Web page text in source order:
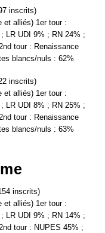
inscrits)
et alliés) 1er tour :
LR UDI 9% ; RN 24% ;
tour : Renaissance
blancs/nuls : 62%
inscrits)
et alliés) 1er tour :
LR UDI 8% ; RN 25% ;
tour : Renaissance
blancs/nuls : 63%
inscrits)
et alliés) 1er tour :
LR UDI 9% ; RN 14% ;
tour : NUPES 45% ;